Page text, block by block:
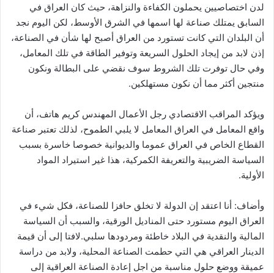
لدن اختصاصيين يحملون الكفاءة والنزاهة، حيث كان العراق في
السابق يمتلك صناعة لها اسمها في الشرق الأوسط، لكن اليوم نجد
أن البلدان التي كانت تستورد من العراق أصبح لها شأن في الصناعة،
إذن لابد من إيجاد الحلول السريعة وتوفير الطاقة في تلك المعامل،
وفي حال توفرت تلك الشروط سوف نقضي على البطالة ونكون
منتجين أكثر مما أن نكون مستهلكين.
ويؤكد المراقب الاقتصادي رجل الأعمال المهندس كريم هاتف، أن
واقع المعامل في العراق المعامل لا يلبي الطموح، لذلك تعتبر صناعة
القطاع الخاص في العراق عموما والديوانية خصوصا خاسرة بسبب
السياسة الضريبية والتعريفة الكمركية، هذا غير استيراد المواد
الأولية.
وأضاف: أنا اعتقد إن الدولة لا تخلق حافزا للصناعة، فكل شيء في
العراق اليوم مستورد حتى المناديل الورقية، والسبب أن السياسة
المالية والنقدية في البلاد خاطئة ومردودها سلبي.لافتا إلى أن قيمة
الدينار العراقي هي التي حطمت الصناعة المحلية، ولابد من دراسة
عميقة ووضع حلول مناسبة من اجل إعادة الصناعة العراقية إلى